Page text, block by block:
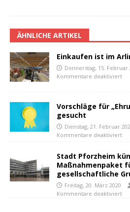
ÄHNLICHE ARTIKEL
Einkaufen ist im
Donnerstag, 15. Februar
Kommentare deaktiviert
Vorschläge für
gesucht
Dienstag, 21. Februar
Kommentare deaktiviert
Stadt Pforzheim
Maßnahmenpaket
gesellschaftliche
Freitag, 20. März 2020
Kommentare deaktiviert